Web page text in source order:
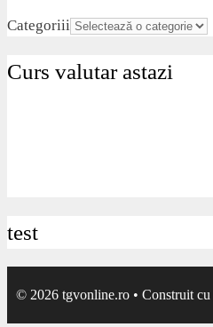
Categoriii
Curs valutar astazi
test
© 2026 tgvonline.ro • Construit cu